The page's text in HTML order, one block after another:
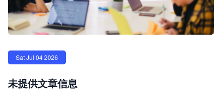
Sat Jul 04 2026
未提供文章信息